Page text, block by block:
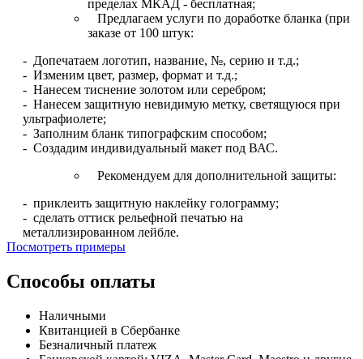
пределах МКАД - бесплатная;
Предлагаем услуги по доработке бланка (при
заказе от 100 штук:
- Допечатаем логотип, название, №, серию и т.д.;
- Изменим цвет, размер, формат и т.д.;
- Нанесем тиснение золотом или серебром;
- Нанесем защитную невидимую метку, светящуюся при
ультрафиолете;
- Заполним бланк типографским способом;
- Создадим индивидуальный макет под ВАС.
Рекомендуем для дополнительной защиты:
- приклеить защитную наклейку голограмму;
- сделать оттиск рельефной печатью на
металлизированном лейбле.
Посмотреть примеры
Способы оплаты
Наличными
Квитанцией в Сбербанке
Безналичный платеж